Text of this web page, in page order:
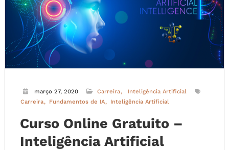
março 27, 2020 Carreira
Inteligência Artificial
Carreira
Fundamentos de IA Inteligência Artificial
Curso Online Gratuito –
Inteligência Artificial